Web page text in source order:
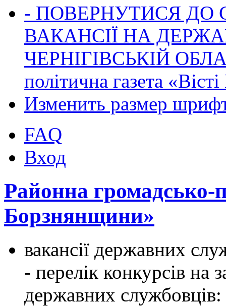
- ПОВЕРНУТИСЯ ДО
ВАКАНСІЇ НА
ЧЕРНІГІВСЬКІЙ
політична газета
Изменить размер
FAQ
Вход
Районна громадсько-
Борзнянщини»
вакансії державних
- перелік конкурсів на
державних службовців: